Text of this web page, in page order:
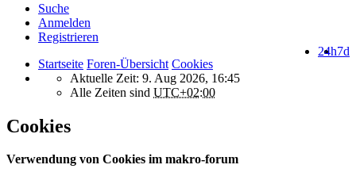
Suche
Anmelden
Registrieren
7d
24h
Startseite Foren-Übersicht Cookies
Aktuelle Zeit: 9. Aug 2026, 16:45
Alle Zeiten sind UTC+02:00
Cookies
Verwendung von Cookies im makro-forum